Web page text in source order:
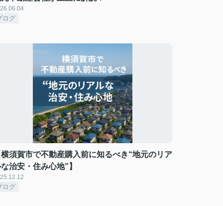
ログ
須賀市で不動産購入前に知るべき“地元のリア
治安・住み心地”】
ログ